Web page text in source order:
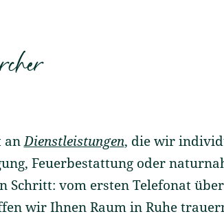
an Dienstleistungen, die wir
Feuerbestattung oder
Schritt: vom ersten Telefonat
wir Ihnen Raum in Ruhe